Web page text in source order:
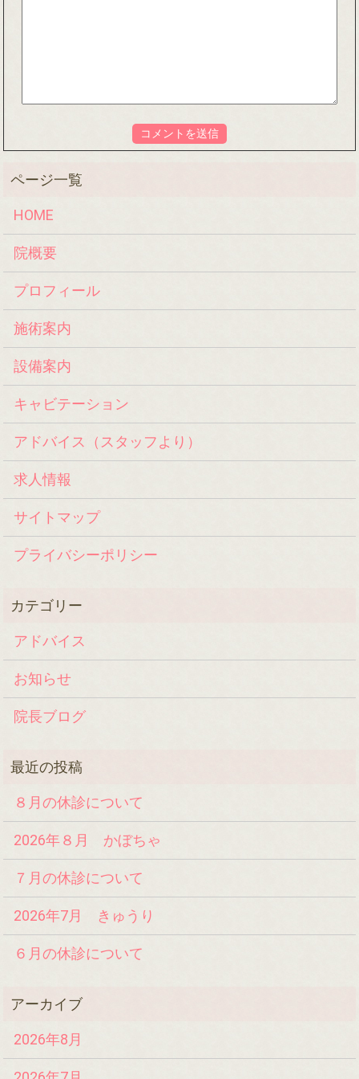
HOME
院概要
プロフィール
施術案内
設備案内
キャビテーション
アドバイス（スタッフより）
求人情報
サイトマップ
プライバシーポリシー
アドバイス
お知らせ
院長ブログ
８月の休診について
2026年８月 かぼちゃ
７月の休診について
2026年7月 きゅうり
６月の休診について
2026年8月